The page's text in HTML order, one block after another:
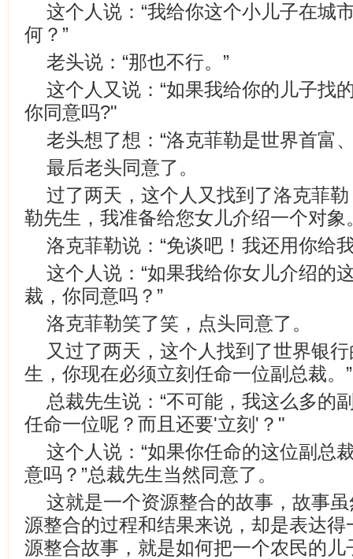
这个人说：“我给你这个小儿子在城
何？”
老头说：“那也不行。”
这个人又说：“如果我给你的儿子找
你同意吗?"
老头想了想：“洛克菲勒是世界首
最后老头同意了。
过了两天，这个人又找到了洛克菲
勒先生，我准备给您女儿介绍一个对象
洛克菲勒说：“免谈吧！我还用你给
这个人说：“如果我给你女儿介绍的
裁，你同意吗？”
洛克菲勒笑了笑，点头同意了。
又过了两天，这个人找到了世界银
生，你现在必须立刻任命一位副总裁。”
总裁先生说：“不可能，我这么多的
任命一位呢？而且还要'立刻'？"
这个人说：“如果你任命的这位副总
意吗？”总裁先生当然同意了。
这就是一个资源整合的故事，故事
源整合的过程和结果来说，却是表达
源整合故事，就是如何把一个农民的